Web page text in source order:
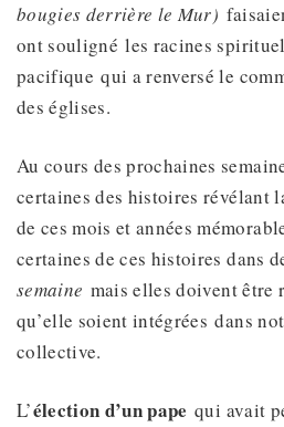
bougies derrière le Mur)
ont souligné les racines
pacifique qui a renversé le
des églises.
Au cours des prochaines
certaines des histoires révélant
de ces mois et années
certaines de ces histoires dans
semaine mais elles doivent être
qu’elle soient intégrées dans
collective.
L’élection d’un pape qui avait